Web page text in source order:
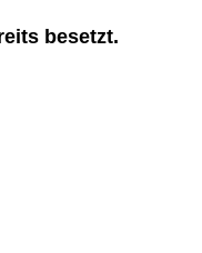
besetzt.